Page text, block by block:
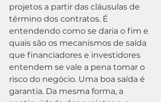
projetos a partir das cláusulas de
término dos contratos. É
entendendo como se daria o fim e
quais são os mecanismos de saída
que financiadores e investidores
entendem se vale a pena tomar o
risco do negócio. Uma boa saída é
garantia. Da mesma forma, a